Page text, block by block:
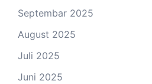
Septembar 2025
August 2025
Juli 2025
Juni 2025